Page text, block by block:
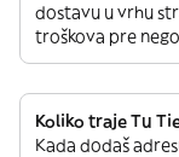
dostavu u vrhu
troškova pre
Koliko traje Tu
Kada dodaš